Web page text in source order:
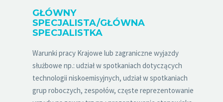
GŁÓWNY
SPECJALISTA/GŁÓWNA
SPECJALISTKA
Warunki pracy Krajowe lub zagraniczne wyjazdy
służbowe np.: udział w spotkaniach dotyczących
technologii niskoemisyjnych, udział w spotkaniach
grup roboczych, zespołów, częste reprezentowanie